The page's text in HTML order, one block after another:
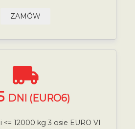
ZAMÓW
DNI (EURO6)
<= 12000 kg 3 osie EURO VI